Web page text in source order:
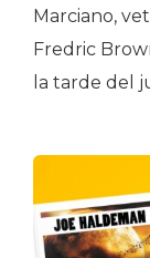
Marciano,
Fredric
la tarde del